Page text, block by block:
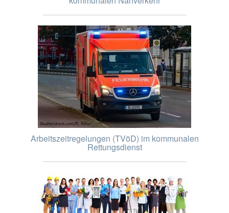
Arbeitszeitregelungen (TVöD) im kommunalen
Rettungsdienst